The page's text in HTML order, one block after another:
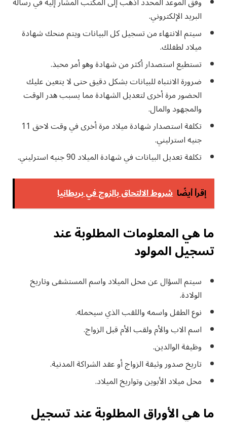
البريد الإلكتروني.
سيتم الانتهاء من تسجيل كل البيانات ويتم منحك شهادة
ميلاد لطفلك.
تستطيع استصدار أكثر من شهادة وهو أمر محبذ.
ضرورة الانتباه للبيانات بشكل دقيق حتى لا يتعين عليك
الحضور مرة أخرى لتعديل الشهادة مما يسبب هدر الوقت
والمجهود والمال.
تكلفة استصدار شهادة ميلاد مرة أخرى في وقت لاحق 11
جنيه استرليني.
تكلفة تعديل البيانات في شهادة الميلاد 90 جنيه استرليني.
إقرأ أيضًا شروط الالتحاق بالزوج في بريطانيا
ما هي المعلومات المطلوبة عند
تسجيل المولود
سيتم السؤال عن محل الميلاد واسم المستشفى وتاريخ
الولادة.
نوع الطفل واسمه واللقب الذي سيحمله.
اسم الاب والأم ولقب الأم قبل الزواج.
وظيفة الوالدين.
تاريخ صدور وثيقة الزواج أو عقد الشراكة المدنية.
محل ميلاد الأبوين وتواريخ الميلاد.
ما هي الأوراق المطلوبة عند تسجيل